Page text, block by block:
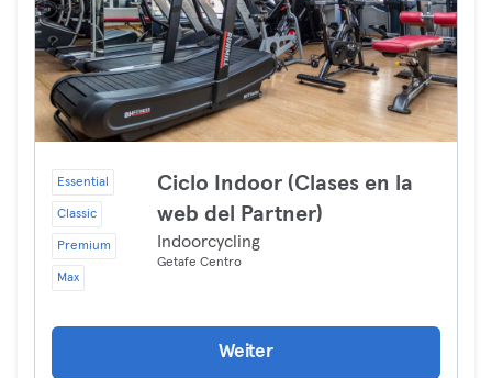
Essential
Classic
Premium
Max
Ciclo Indoor (Clases en la
web del Partner)
Indoorcycling
Getafe Centro
Weiter